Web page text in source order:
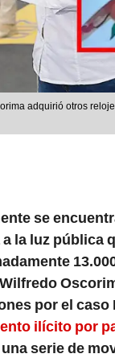
adquirió otros
se
la luz pública
por el caso
ilícito por
serie de